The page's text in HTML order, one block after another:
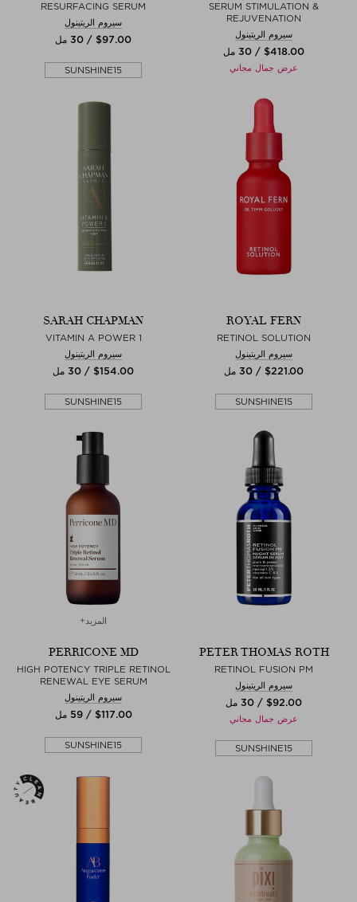
SERUM STIMULATION &
REJUVENATION
سيروم الريتينول
$‌418.00 / 30 مل
عرض جمال مجاني
RESURFACING SERUM
سيروم الريتينول
$‌97.00 / 30 مل
SUNSHINE15
ROYAL FERN
RETINOL SOLUTION
سيروم الريتينول
$‌221.00 / 30 مل
SUNSHINE15
SARAH CHAPMAN
VITAMIN A POWER 1
سيروم الريتينول
$‌154.00 / 30 مل
SUNSHINE15
PETER THOMAS ROTH
RETINOL FUSION PM
سيروم الريتينول
$‌92.00 / 30 مل
عرض جمال مجاني
SUNSHINE15
المزيد+
PERRICONE MD
HIGH POTENCY TRIPLE RETINOL
RENEWAL EYE SERUM
سيروم الريتينول
$‌117.00 / 59 مل
SUNSHINE15